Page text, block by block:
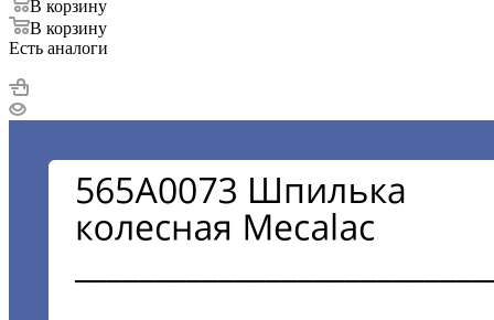
В корзину
В корзину
Есть аналоги